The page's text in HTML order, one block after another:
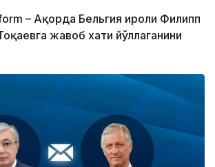
– Ақорда Бельгия Қироли Филипп
жавоб хати йўллаганини